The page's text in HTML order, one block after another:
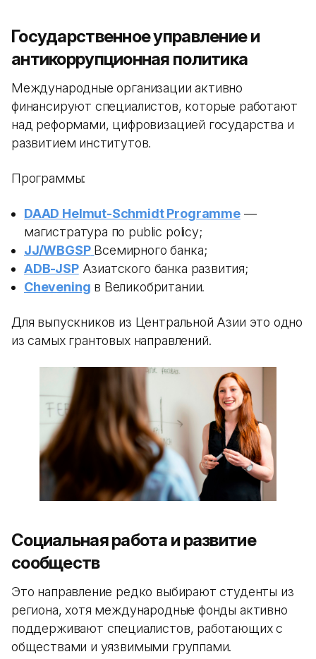
Государственное управление и
антикоррупционная политика
Международные организации активно
финансируют специалистов, которые работают
над реформами, цифровизацией государства и
развитием институтов.
Программы:
DAAD Helmut-Schmidt Programme—
магистратура по public policy;
JJ/WBGSP Всемирного банка;
ADB-JSPАзиатского банка развития;
Chevening в Великобритании.
Для выпускников из Центральной Азии это одно
из самых грантовых направлений.
Социальная работа и развитие
сообществ
Это направление редко выбирают студенты из
региона, хотя международные фонды активно
поддерживают специалистов, работающих с
обществами и уязвимыми группами.